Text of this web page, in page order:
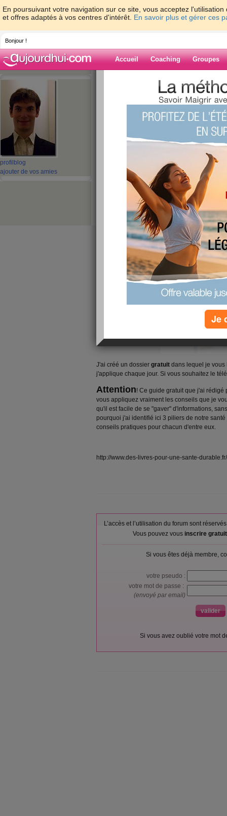
En poursuivant votre navigation sur ce site, vous acceptez
et offres adaptés à vos centres d'intérêt. En savoir plus et gérer ces
Bonjour !
Accueil Coaching Groupes
profil blog
ajouter de vos amies
> MonCorpsEn3D
>
physique, anticancer, optimisme, minceur...
Blog de
Mes propres
forme physique,
optimisme,
publié le 21/07/2010 à 10:27
J'ai créé un dossier gratuit dans lequel je vous
j'applique chaque jour. Si vous souhaitez le
Attention! Ce guide gratuit que j'ai rédigé
vous appliquez vraiment les conseils que je
qu'il est facile de se "gaver" d'informations,
pourquoi j'ai identifié ici 3 piliers de notre
conseils pratiques pour chacun d'entre eux.
http://www.des-livres-pour-une-sante-
L’accès et l’utilisation du forum sont
Vous pouvez vous inscrire
Si vous êtes déjà membre,
votre pseudo :
votre mot de passe :
(envoyé par email)
Si vous avez oublié votre mot
Je